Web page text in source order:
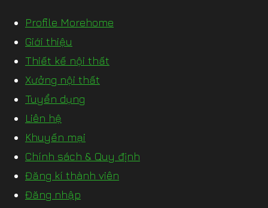
Profile Morehome
Giới thiệu
Thiết kế nội thất
Xưởng nội thất
Tuyển dụng
Liên hệ
Khuyến mại
Chính sách & Quy định
Đăng kí thành viên
Đăng nhập